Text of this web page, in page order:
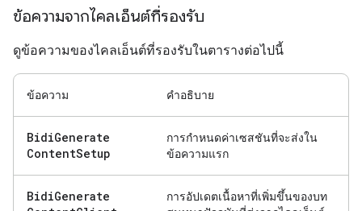
ข้อความจากไคลเอ็นต์ที่รองรับ
ดูข้อความของไคลเอ็นต์ที่รองรับในตารางต่อไปนี้
ข้อความ คำอธิบาย
BidiGenerate
ContentSetup
การกำหนดค่าเซสชันที่จะส่งใน
ข้อความแรก
BidiGenerate
การอัปเดตเนื้อหาที่เพิ่มขึ้นของบท